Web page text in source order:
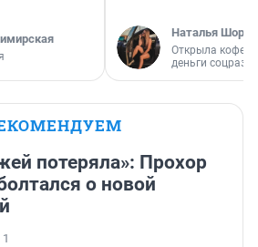
Наталья
Открыла
деньги
потеряла»: Прохор
о новой
1